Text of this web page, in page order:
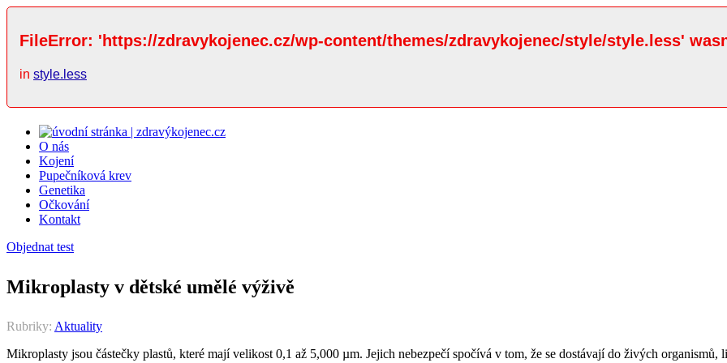
FileError: 'https://zdravykojenec.cz/wp-content/themes/zdravykojenec/style/style.less'
in style.less
O nás
Kojení
Pupečníková krev
Genetika
Očkování
Kontakt
Objednat test
Mikroplasty v dětské umělé výživě
Rubriky: Aktuality
Mikroplasty jsou částečky plastů, které mají velikost 0,1 až 5,000 µm. Jejich nebezpečí spočívá v tom, že se dostávají do živých